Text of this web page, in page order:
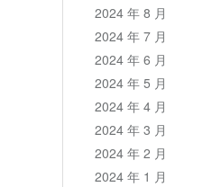
2024 年 8 月
2024 年 7 月
2024 年 6 月
2024 年 5 月
2024 年 4 月
2024 年 3 月
2024 年 2 月
2024 年 1 月